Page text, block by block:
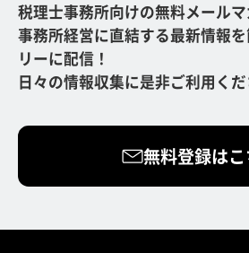
税理士事務所向けの無料メールマ
事務所経営に直結する最新情報
リーに配信！
日々の情報収集に是非ご利用くだ
無料登録は